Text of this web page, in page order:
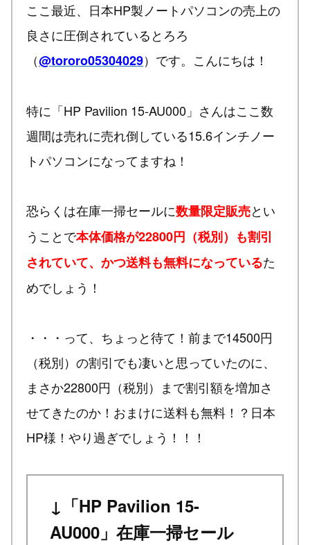
ここ最近、日本HP製ノートパソコンの売上の
良さに圧倒されているとろろ
（@tororo05304029）です。こんにちは！
特に「HP Pavilion 15-AU000」さんはここ数
週間は売れに売れ倒している15.6インチノー
トパソコンになってますね！
恐らくは在庫一掃セールに数量限定販売とい
うことで本体価格が22800円（税別）も割引
されていて、かつ送料も無料になっているた
めでしょう！
・・・って、ちょっと待て！前まで14500円
（税別）の割引でも凄いと思っていたのに、
まさか22800円（税別）まで割引額を増加さ
せてきたのか！おまけに送料も無料！？日本
HP様！やり過ぎでしょう！！！
↓「HP Pavilion 15-
AU000」在庫一掃セール